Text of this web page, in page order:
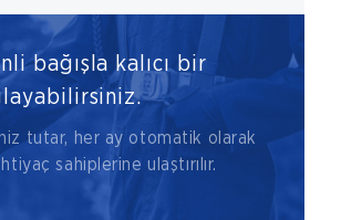
bağışla kalıcı bir
tutar, her ay otomatik olarak
sahiplerine ulaştırılır.